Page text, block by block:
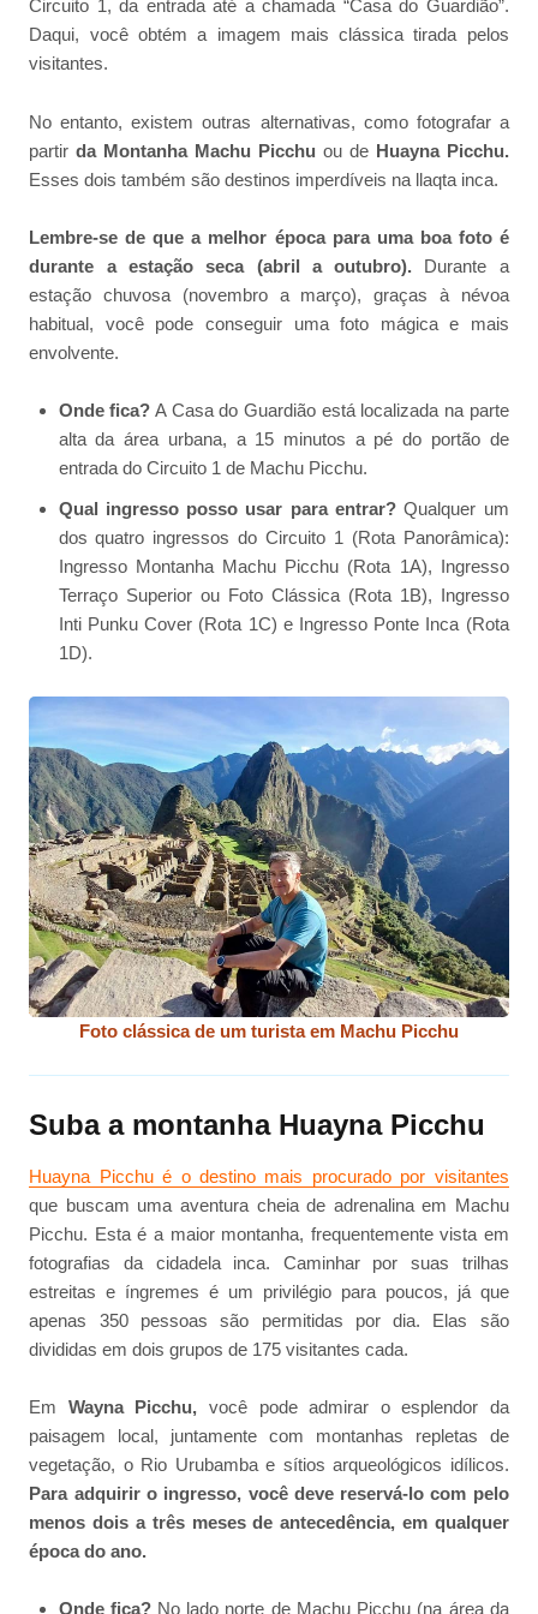
Circuito 1, da entrada até a chamada “Casa do Guardião”.
Daqui, você obtém a imagem mais clássica tirada pelos
visitantes.
No entanto, existem outras alternativas, como fotografar a
partirda Montanha Machu Picchu ou de Huayna Picchu.
Esses dois também são destinos imperdíveis na llaqta inca.
Lembre-se de que a melhor época para uma boa foto é
durante a estação seca (abril a outubro). Durante a
estação chuvosa (novembro a março), graças à névoa
habitual, você pode conseguir uma foto mágica e mais
envolvente.
Onde fica? A Casa do Guardião está localizada na parte
alta da área urbana, a 15 minutos a pé do portão de
entrada do Circuito 1 de Machu Picchu.
Qual ingresso posso usar para entrar? Qualquer um
dos quatro ingressos do Circuito 1 (Rota Panorâmica):
Ingresso Montanha Machu Picchu (Rota 1A), Ingresso
Terraço Superior ou Foto Clássica (Rota 1B), Ingresso
Inti Punku Cover (Rota 1C) e Ingresso Ponte Inca (Rota
1D).
Foto clássica de um turista em Machu Picchu
Suba a montanha Huayna Picchu
Huayna Picchu é o destino mais procurado por visitantes
que buscam uma aventura cheia de adrenalina em Machu
Picchu. Esta é a maior montanha, frequentemente vista em
fotografias da cidadela inca. Caminhar por suas trilhas
estreitas e íngremes é um privilégio para poucos, já que
apenas 350 pessoas são permitidas por dia. Elas são
divididas em dois grupos de 175 visitantes cada.
Em Wayna Picchu, você pode admirar o esplendor da
paisagem local, juntamente com montanhas repletas de
vegetação, o Rio Urubamba e sítios arqueológicos idílicos.
Para adquirir o ingresso, você deve reservá-lo com pelo
menos dois a três meses de antecedência, em qualquer
época do ano.
Onde fica?No lado norte de Machu Picchu (na área da